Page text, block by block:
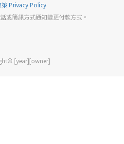
策 Privacy Policy
或簡訊方式通知變更付款方式。
[year][owner]